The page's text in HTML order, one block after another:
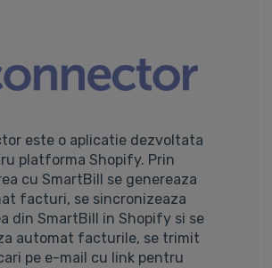
este o aplicatie dezvoltata
platforma Shopify. Prin
cu SmartBill se genereaza
facturi, se sincronizeaza
din SmartBill in Shopify si se
automat facturile, se trimit
pe e-mail cu link pentru